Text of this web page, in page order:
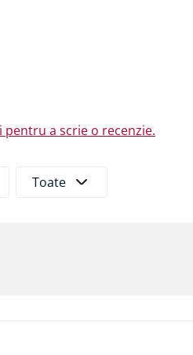
a scrie o recenzie.
Toate